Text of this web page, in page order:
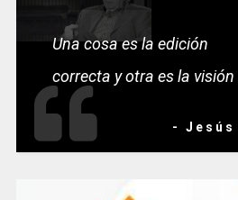
Una cosa es la edición
correcta y otra es la visión
-